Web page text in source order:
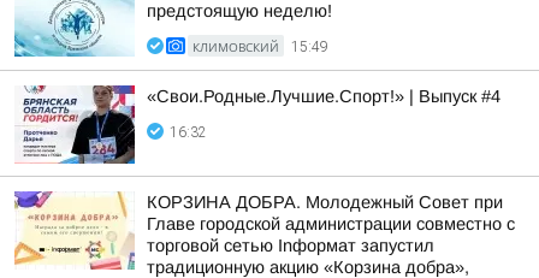
предстоящую неделю!
КЛИМОВСКИЙ 15:49
«Свои.Родные.Лучшие.Спорт!» | Выпуск #4
16:32
КОРЗИНА ДОБРА. Молодежный Совет при
Главе городской администрации совместно с
торговой сетью Inформат запустил
традиционную акцию «Корзина добра»,